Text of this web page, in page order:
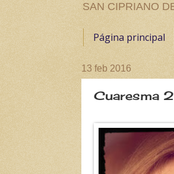
SAN CIPRIANO
Página principal
13 feb 2016
Cuaresma